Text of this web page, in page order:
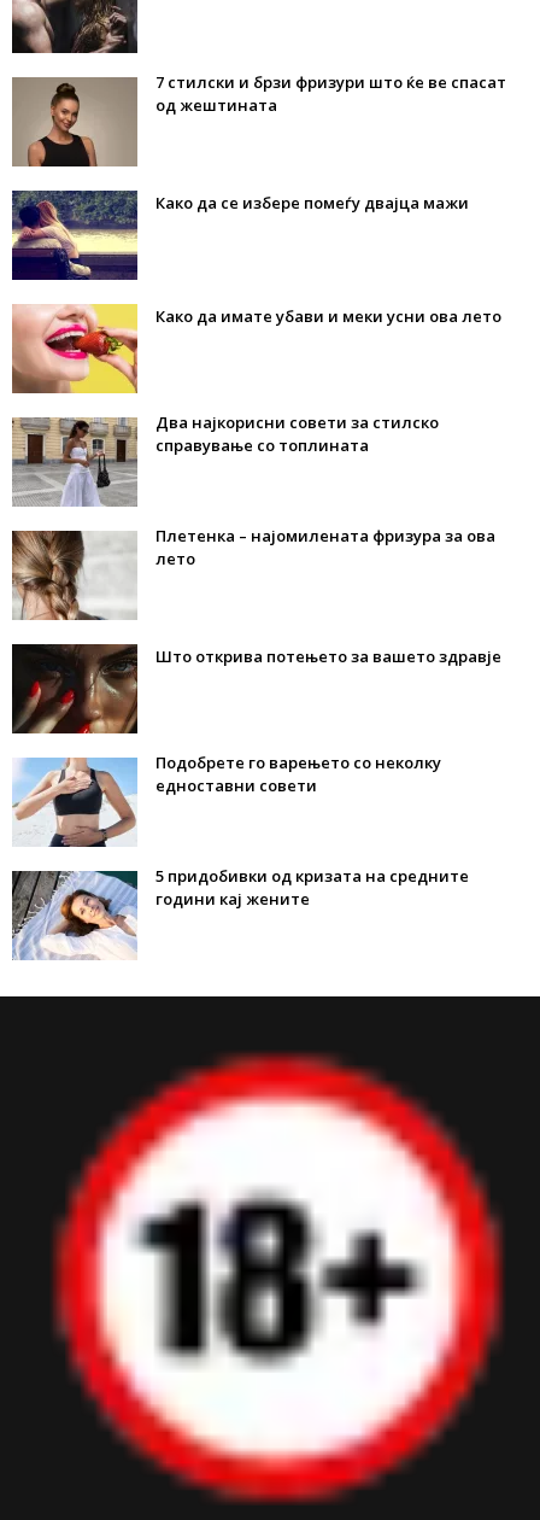
7 стилски и брзи фризури што ќе ве спасат
од жештината
Како да се избере помеѓу двајца мажи
Како да имате убави и меки усни ова лето
Два најкорисни совети за стилско
справување со топлината
Плетенка – најомилената фризура за ова
лето
Што открива потењето за вашето здравје
Подобрете го варењето со неколку
едноставни совети
5 придобивки од кризата на средните
години кај жените